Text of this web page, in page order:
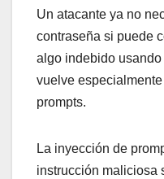
Un atacante ya no
contraseña si puede
algo indebido
vuelve
prompts.
La inyección de
instrucción maliciosa